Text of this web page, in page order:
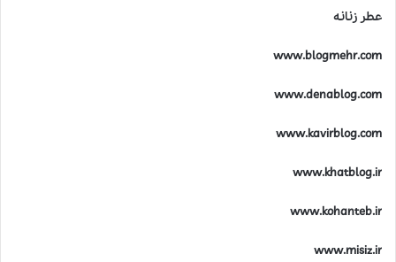
عطر زنانه
www.blogmehr.com
www.denablog.com
www.kavirblog.com
www.khatblog.ir
www.kohanteb.ir
www.misiz.ir